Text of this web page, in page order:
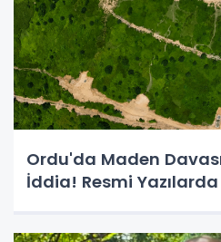
Ordu'da Maden
İddia! Resmi